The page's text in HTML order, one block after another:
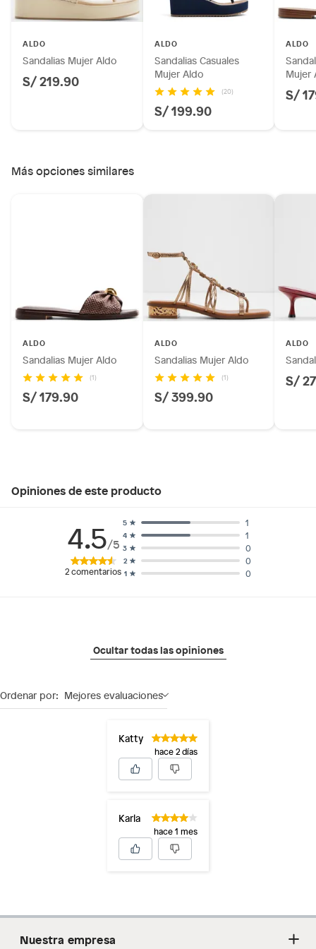
Motocicletas y bicicletas motorizadas.
ALDO
Sandalias Mujer Aldo
S/ 219.90
ALDO
Sandalias Casuales
Mujer Aldo
(20)
S/ 199.90
ALDO
Mujer
S/
Más opciones similares
ALDO
Sandalias Mujer Aldo
(1)
S/ 179.90
ALDO
Sandalias Mujer Aldo
(1)
S/ 399.90
ALDO
S/
Opiniones de este producto
4.5/5
2comentarios 1 0
2 0
3 0
4 1
5 1
Ocultar todas las opiniones
Ordenar por: Mejores evaluaciones
Katty
hace 2 días
Karla
hace 1 mes
Nuestra empresa